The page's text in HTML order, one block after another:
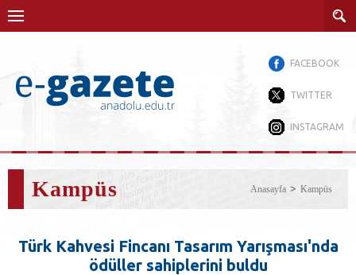
FACEBOOK
TWITTER
INSTAGRAM
Kampüs Anasayfa Kampüs
Türk Kahvesi Fincanı Tasarım Yarışması'nda
ödüller sahiplerini buldu